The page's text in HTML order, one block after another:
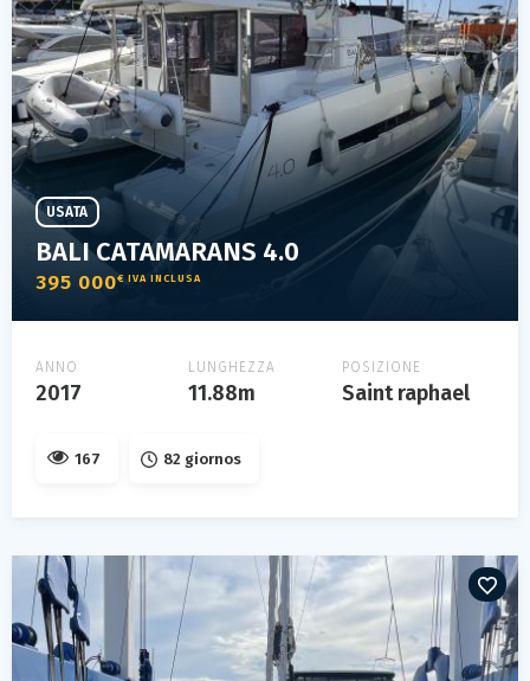
BALI CATAMARANS 4.0
395 000€ IVA INCLUSA
USATA
ANNO
2017
LUNGHEZZA
11.88m
POSIZIONE
Saint raphael
167 82 giornos